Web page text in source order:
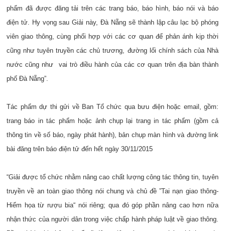
phẩm đã được đăng tải trên các trang báo, báo hình, báo nói và báo
điện tử. Hy vọng sau Giải này, Đà Nẵng sẽ thành lập câu lạc bộ phóng
viên giao thông, cùng phối hợp với các cơ quan để phản ánh kịp thời
cũng như tuyên truyền các chủ trương, đường lối chính sách của Nhà
nước cũng như vai trò điều hành của các cơ quan trên địa bàn thành
phố Đà Nẵng”.
Tác phẩm dự thi gửi về Ban Tổ chức qua bưu điện hoặc email, gồm:
trang báo in tác phẩm hoặc ảnh chụp lại trang in tác phẩm (gồm cả
thông tin về số báo, ngày phát hành), bản chụp màn hình và đường link
bài đăng trên báo điện tử đến hết ngày 30/11/2015
“Giải được tổ chức nhằm nâng cao chất lượng công tác thông tin, tuyên
truyền về an toàn giao thông nói chung và chủ đề ”Tai nạn giao thông-
Hiểm họa từ rượu bia“ nói riêng; qua đó góp phần nâng cao hơn nữa
nhận thức của người dân trong việc chấp hành pháp luật về giao thông.